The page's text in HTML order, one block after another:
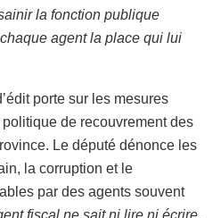
la fonction publique
agent la place qui lui
porte sur les mesures
de recouvrement des
Le député dénonce les
la corruption et le
par des agents souvent
fiscal ne sait ni lire ni écrire,